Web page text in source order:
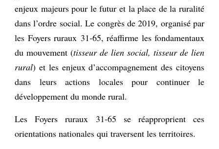
enjeux majeurs pour le futur et la place de la ruralité
dans l’ordre social. Le congrès de 2019, organisé par
les Foyers ruraux 31‑65, réaffirme les fondamentaux
du mouvement (tisseur de lien social, tisseur de lien
rural) et les enjeux d’accompagnement des citoyens
dans leurs actions locales pour continuer le
développement du monde rural.
Les Foyers ruraux 31‑65 se réapproprient ces
orientations nationales qui traversent les territoires.